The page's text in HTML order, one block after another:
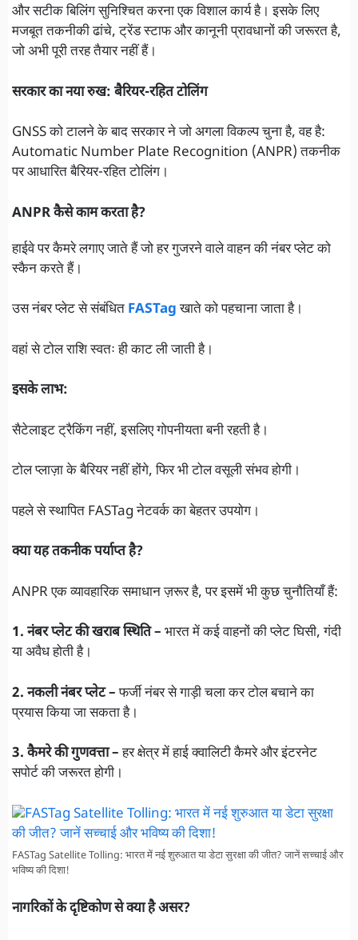
और सटीक बिलिंग सुनिश्चित करना एक विशाल कार्य है। इसके लिए
मजबूत तकनीकी ढांचे, ट्रेंड स्टाफ और कानूनी प्रावधानों की जरूरत है,
जो अभी पूरी तरह तैयार नहीं हैं।
सरकार का नया रुख: बैरियर-रहित टोलिंग
GNSS को टालने के बाद सरकार ने जो अगला विकल्प चुना है, वह है:
Automatic Number Plate Recognition (ANPR) तकनीक
पर आधारित बैरियर-रहित टोलिंग।
ANPR कैसे काम करता है?
हाईवे पर कैमरे लगाए जाते हैं जो हर गुजरने वाले वाहन की नंबर प्लेट को
स्कैन करते हैं।
उस नंबर प्लेट से संबंधित FASTagखाते को पहचाना जाता है।
वहां से टोल राशि स्वतः ही काट ली जाती है।
इसके लाभ:
सैटेलाइट ट्रैकिंग नहीं, इसलिए गोपनीयता बनी रहती है।
टोल प्लाज़ा के बैरियर नहीं होंगे, फिर भी टोल वसूली संभव होगी।
पहले से स्थापित FASTag नेटवर्क का बेहतर उपयोग।
क्या यह तकनीक पर्याप्त है?
ANPR एक व्यावहारिक समाधान ज़रूर है, पर इसमें भी कुछ चुनौतियाँ हैं:
1. नंबर प्लेट की खराब स्थिति – भारत में कई वाहनों की प्लेट घिसी, गंदी
या अवैध होती है।
2. नकली नंबर प्लेट –फर्जी नंबर से गाड़ी चला कर टोल बचाने का
प्रयास किया जा सकता है।
3. कैमरे की गुणवत्ता –हर क्षेत्र में हाई क्वालिटी कैमरे और इंटरनेट
सपोर्ट की जरूरत होगी।
FASTag Satellite Tolling: भारत में नई शुरुआत या डेटा सुरक्षा की जीत? जानें सच्चाई और
भविष्य की दिशा!
नागरिकों के दृष्टिकोण से क्या है असर?